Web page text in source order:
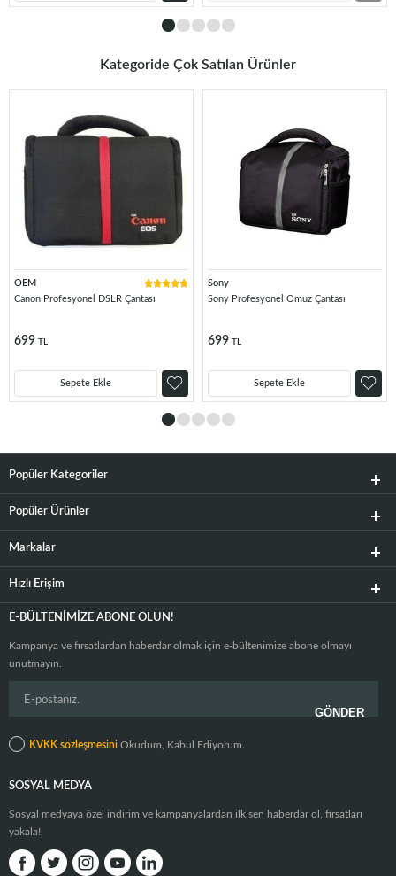
Kategoride Çok Satılan Ürünler
OEM
Canon Profesyonel DSLR Çantası
699 TL
Sepete Ekle
Sony
Sony Profesyonel Omuz Çantası
699 TL
Sepete Ekle
Popüler Kategoriler
Popüler Ürünler
Markalar
Hızlı Erişim
E-BÜLTENIMIZE ABONE OLUN!
Kampanya ve fırsatlardan haberdar olmak için e-bültenimize abone olmayı
unutmayın.
KVKK sözleşmesini Okudum, Kabul Ediyorum.
SOSYAL MEDYA
Sosyal medyaya özel indirim ve kampanyalardan ilk sen haberdar ol, fırsatları
yakala!